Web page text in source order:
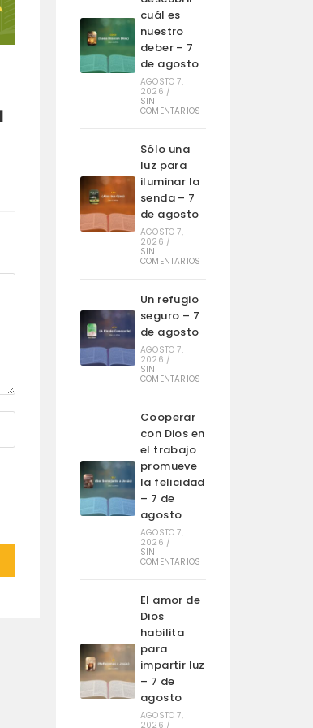
cuál es
nuestro
deber – 7
de agosto
AGOSTO 7,
2026 /
SIN
COMENTARIOS
Sólo una
luz para
iluminar la
senda – 7
de agosto
AGOSTO 7,
2026 /
SIN
COMENTARIOS
Un refugio
seguro – 7
de agosto
AGOSTO 7,
2026 /
SIN
COMENTARIOS
Cooperar
con Dios en
el trabajo
promueve
la felicidad
– 7 de
agosto
AGOSTO 7,
2026 /
SIN
COMENTARIOS
El amor de
Dios
habilita
para
impartir luz
– 7 de
agosto
AGOSTO 7,
2026 /